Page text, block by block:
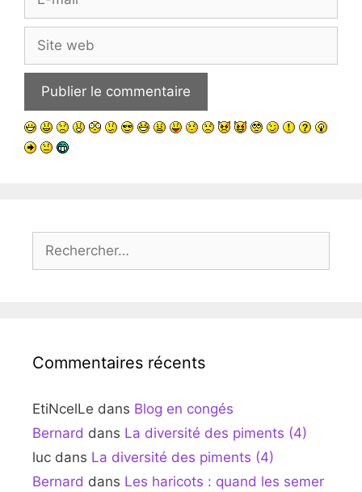
mail
web
Commentaires récents
EtiNcelLe dans Blog en congés
Bernard dans La diversité des piments (4)
luc dans La diversité des piments (4)
Bernard dans Les haricots : quand les semer